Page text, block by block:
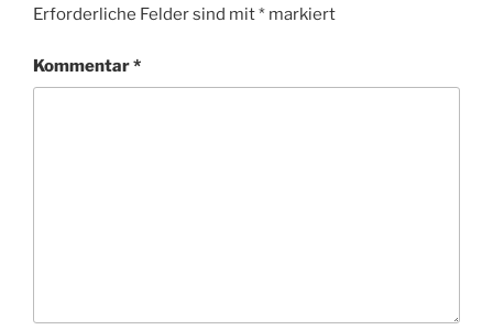
Erforderliche Felder sind mit* markiert
Kommentar*